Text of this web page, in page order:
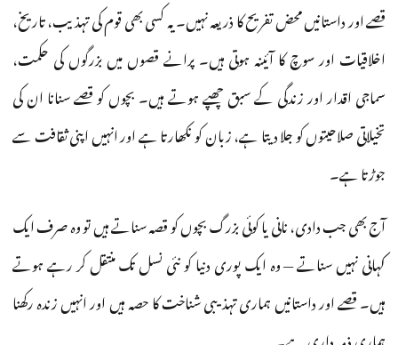
قصے اور داستانیں محض تفریح کا ذریعہ نہیں۔ یہ کسی بھی قوم کی تہذیب، تاریخ،
اخلاقیات اور سوچ کا آئینہ ہوتی ہیں۔ پرانے قصوں میں بزرگوں کی حکمت،
سماجی اقدار اور زندگی کے سبق چھپے ہوتے ہیں۔ بچوں کو قصے سنانا ان کی
تخیلاتی صلاحیتوں کو جلا دیتا ہے، زبان کو نکھارتا ہے اور انہیں اپنی ثقافت سے
جوڑتا ہے۔
آج بھی جب دادی، نانی یا کوئی بزرگ بچوں کو قصہ سناتے ہیں تو وہ صرف ایک
کہانی نہیں سناتے — وہ ایک پوری دنیا کو نئی نسل تک منتقل کر رہے ہوتے
ہیں۔ قصے اور داستانیں ہماری تہذیبی شناخت کا حصہ ہیں اور انہیں زندہ رکھنا